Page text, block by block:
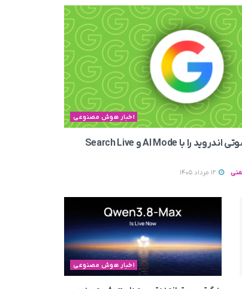
اخبار هوش مصنوعی
گوگل جستجوی صوتی اندروید را با AI Mode و Search Live
اخبار هوش مصنوعی